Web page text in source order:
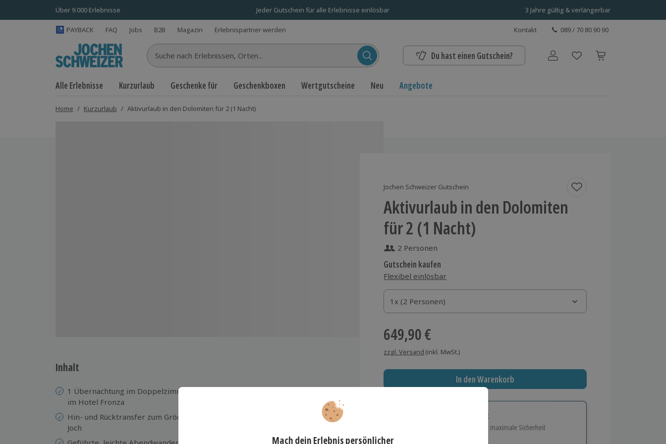
Über 9.000 Erlebnisse Jeder Gutschein für alle Erlebnisse einlösbar 3 Jahre gültig & verlängerbar
PAYBACK FAQ Jobs B2B Magazin Erlebnispartner werden Kontakt 089 / 70 80 90 90
Suche nach Erlebnissen... Du hast einen Gutschein? Benutzerkonto
Alle Erlebnisse Kurzurlaub Geschenke für Geschenkboxen Wertgutscheine Neu Angebote
Home / Kurzurlaub / Aktivurlaub in den Dolomiten für 2 (1 Nacht)
Jochen Schweizer Gutschein
Aktivurlaub in den Dolomiten
für 2 (1 Nacht)
2 Personen
Gutschein kaufen
Flexibel einlösbar
1x (2 Personen)
1x (2 Personen)
1x (2 Personen)
649,90 €
zzgl. Versand (inkl. MwSt.)
In den Warenkorb
Immer das richtige Geschenk:
Große Auswahl, volle Flexibilität und maximale Sicherheit
Inhalt
1 Übernachtung im Doppelzimmer
im Hotel Fronza
Hin- und Rücktransfer zum Grödner
Joch